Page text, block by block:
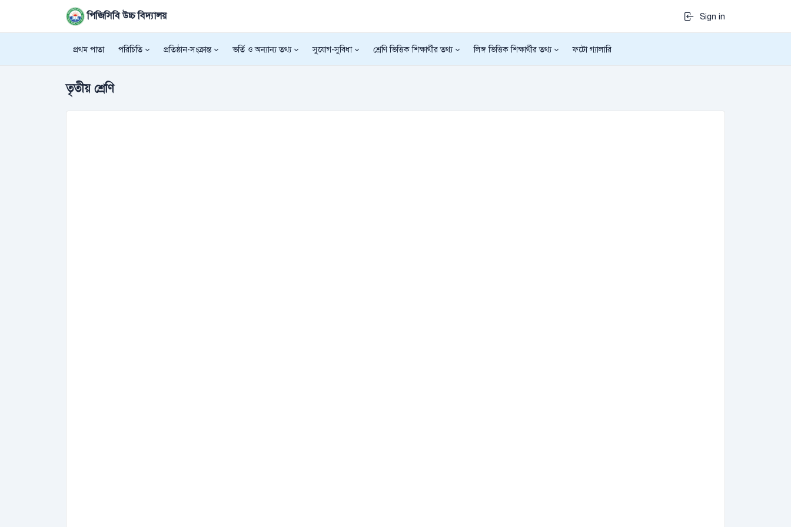
পিজিসিবি উচ্চ বিদ্যালয় Sign in
প্রথম পাতা পরিচিতি প্রতিষ্ঠান-সংক্রান্ত ভর্তি ও অন্যান্য তথ্য সুযোগ-সুবিধা শ্রেণি ভিত্তিক শিক্ষার্থীর তথ্য লিঙ্গ ভিত্তিক শিক্ষার্থীর তথ্য ফটো গ্যালারি
তৃতীয় শ্রেণি